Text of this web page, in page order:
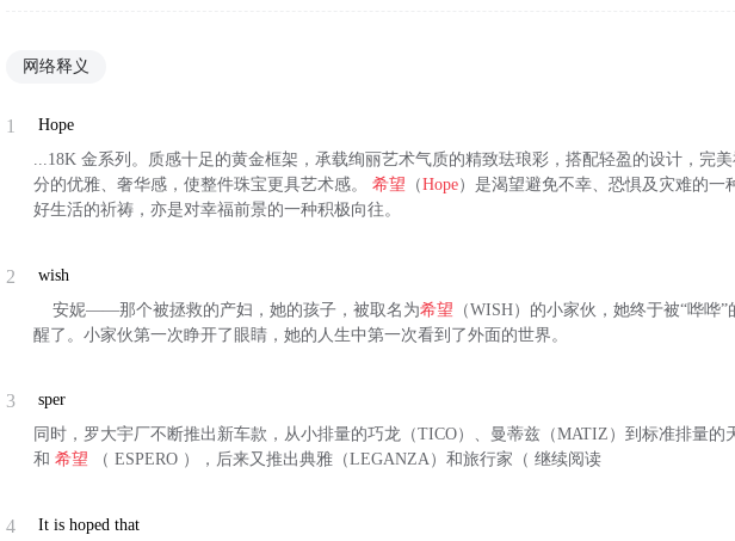
网络释义
1
Hope
...18K 金系列。质感十足的黄金框架，承载绚丽艺术气质的精致珐琅彩，搭配轻盈的设计，完
分的优雅、奢华感，使整件珠宝更具艺术感。希望 （Hope）是渴望避免不幸、恐惧及灾难的一
好生活的祈祷，亦是对幸福前景的一种积极向往。
2
wish
安妮——那个被拯救的产妇，她的孩子，被取名为希望 （WISH）的小家伙，她终于被“哗哗
醒了。小家伙第一次睁开了眼睛，她的人生中第一次看到了外面的世界。
3
sper
同时，罗大宇厂不断推出新车款，从小排量的巧龙（TICO）、曼蒂兹（MATIZ）到标准排量的
和希望 （ ESPERO ），后来又推出典雅（LEGANZA）和旅行家（ 继续阅读
4
It is hoped that